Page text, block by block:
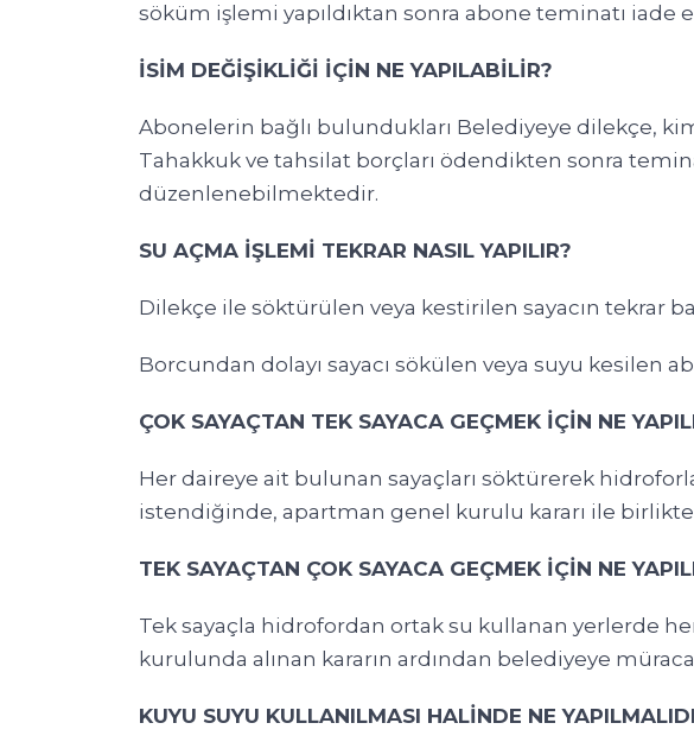
söküm işlemi yapıldıktan sonra abone teminatı iade
İSİM DEĞİŞİKLİĞİ İÇİN NE YAPILABİLİR?
Abonelerin bağlı bulundukları Belediyeye dilekçe,
Tahakkuk ve tahsilat borçları ödendikten sonra
düzenlenebilmektedir.
SU AÇMA İŞLEMİ TEKRAR NASIL YAPILIR?
Dilekçe ile söktürülen veya kestirilen sayacın tekrar
Borcundan dolayı sayacı sökülen veya suyu kesilen
ÇOK SAYAÇTAN TEK SAYACA GEÇMEK İÇİN NE
Her daireye ait bulunan sayaçları söktürerek
istendiğinde, apartman genel kurulu kararı ile birlikte
TEK SAYAÇTAN ÇOK SAYACA GEÇMEK İÇİN NE
Tek sayaçla hidrofordan ortak su kullanan yerlerde
kurulunda alınan kararın ardından belediyeye
KUYU SUYU KULLANILMASI HALİNDE NE